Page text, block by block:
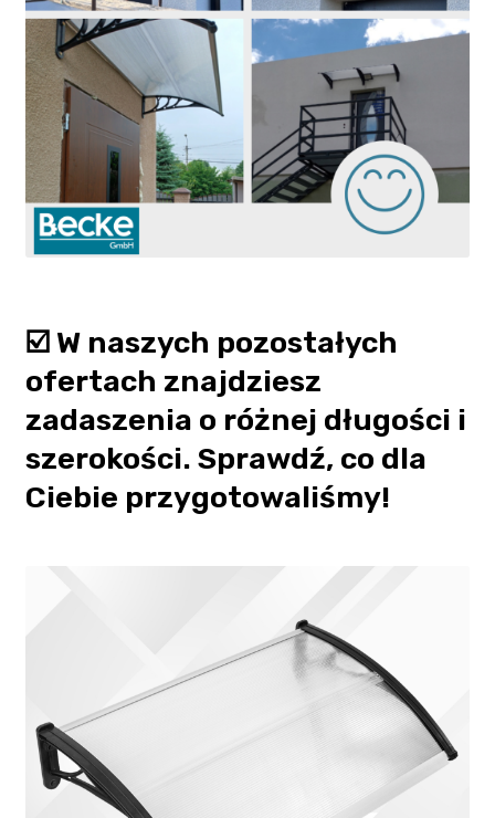
☑️ W naszych pozostałych
ofertach znajdziesz
zadaszenia o różnej długości i
szerokości. Sprawdź, co dla
Ciebie przygotowaliśmy!